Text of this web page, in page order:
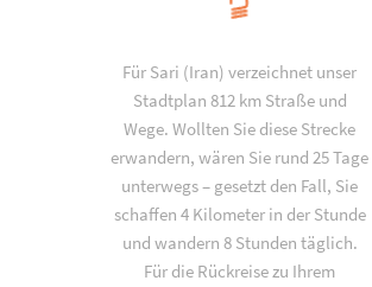
Für Sari (Iran) verzeichnet unser
Stadtplan 812 km Straße und
Wege. Wollten Sie diese Strecke
erwandern, wären Sie rund 25 Tage
unterwegs – gesetzt den Fall, Sie
schaffen 4 Kilometer in der Stunde
und wandern 8 Stunden täglich.
Für die Rückreise zu Ihrem